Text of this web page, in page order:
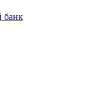
банк